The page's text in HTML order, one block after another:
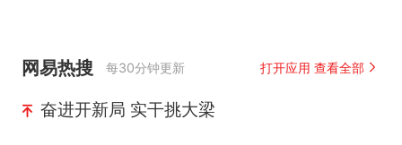
网易热搜 每30分钟更新 打开应用 查看全部
奋进开新局 实干挑大梁